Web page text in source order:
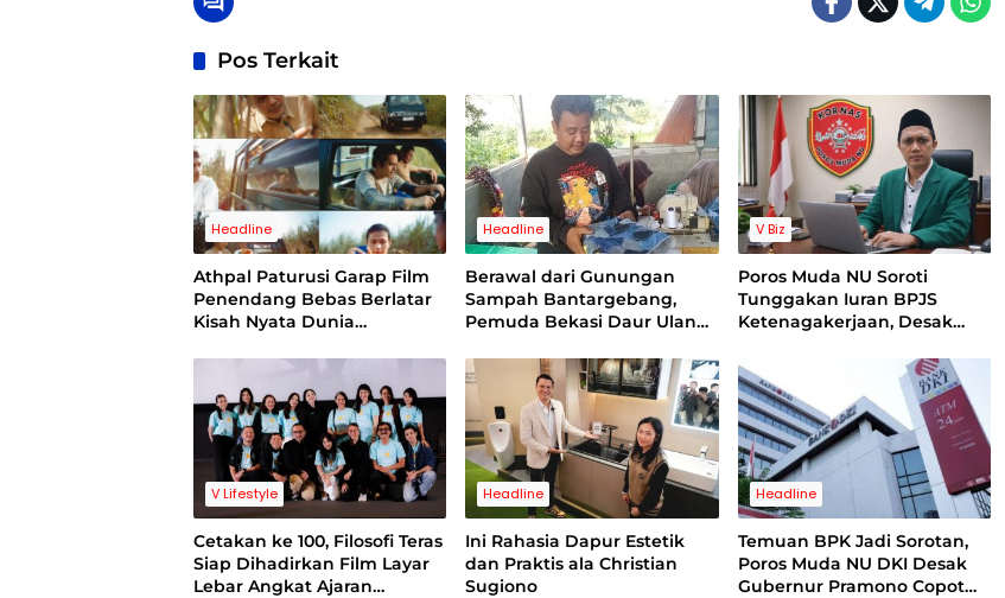
Pos Terkait
Headline
Athpal Paturusi Garap Film
Penendang Bebas Berlatar
Kisah Nyata Dunia
Headline
Berawal dari Gunungan
Sampah Bantargebang,
Pemuda Bekasi Daur Ulang
Puluhan Juta dan Tembus
Pasar Jepang Serta Inggris
V Biz
Poros Muda NU Soroti
Tunggakan Iuran BPJS
Ketenagakerjaan, Desak
V Lifestyle
Cetakan ke 100, Filosofi Teras
Siap Dihadirkan Film Layar
Lebar Angkat Ajaran
Headline
Ini Rahasia Dapur Estetik
dan Praktis ala Christian
Sugiono
Headline
Temuan BPK Jadi Sorotan,
Poros Muda NU DKI Desak
Gubernur Pramono Copot